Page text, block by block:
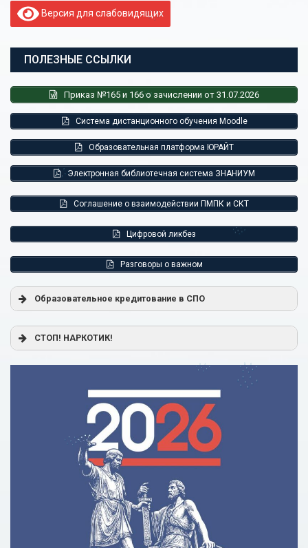
Версия для слабовидящих
ПОЛЕЗНЫЕ ССЫЛКИ
Приказ №165 и 166 о зачислении от 31.07.2026
Система дистанционного обучения Moodle
Образовательная платформа ЮРАЙТ
Электронная библиотечная система ЗНАНИУМ
Соглашение о взаимодействии ПМПК и СКТ
Цифровой ликбез
Разговоры о важном
Образовательное кредитование в СПО
Постановление Правительства РФ от 17.11.2025 г. № 1824
«О государственной поддержке образовательного
кредитования»
Распоряжение Правительства РФ от 17.11.2025 г. № 3326-
р
Образовательное кредитование: пособие для студентов
Кредит на образование с господдержкой
Причины для изменения условий по образовательному
кредиту
СТОП! НАРКОТИК!
Помощь родителям
Сделай правильный выбор